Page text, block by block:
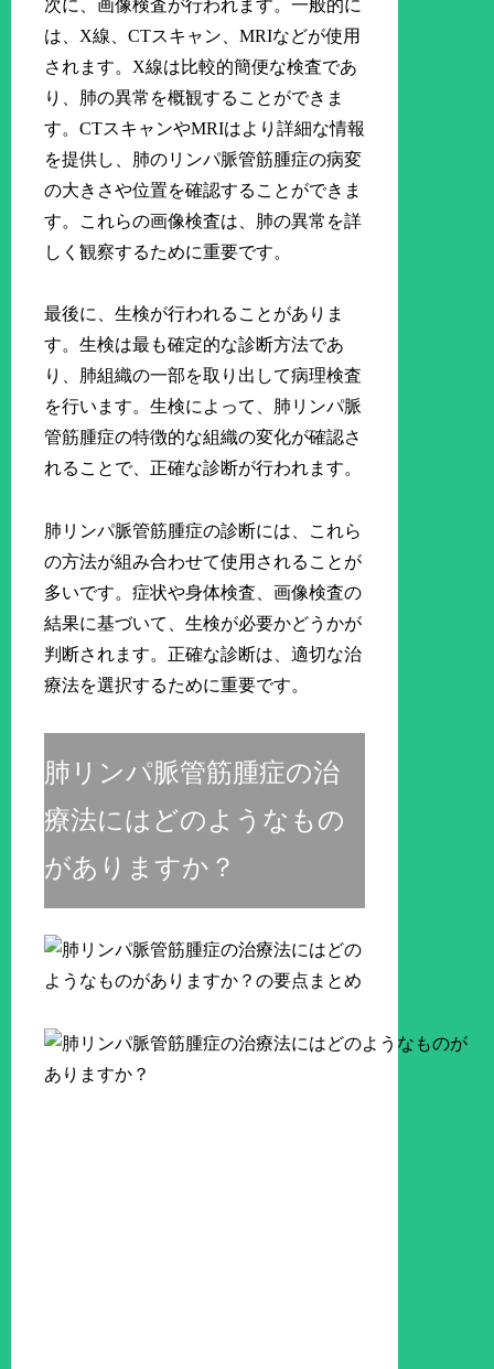
次に、画像検査が行われます。一般的に
は、X線、CTスキャン、MRIなどが使用
されます。X線は比較的簡便な検査であ
り、肺の異常を概観することができま
す。CTスキャンやMRIはより詳細な情報
を提供し、肺のリンパ脈管筋腫症の病変
の大きさや位置を確認することができま
す。これらの画像検査は、肺の異常を詳
しく観察するために重要です。
最後に、生検が行われることがありま
す。生検は最も確定的な診断方法であ
り、肺組織の一部を取り出して病理検査
を行います。生検によって、肺リンパ脈
管筋腫症の特徴的な組織の変化が確認さ
れることで、正確な診断が行われます。
肺リンパ脈管筋腫症の診断には、これら
の方法が組み合わせて使用されることが
多いです。症状や身体検査、画像検査の
結果に基づいて、生検が必要かどうかが
判断されます。正確な診断は、適切な治
療法を選択するために重要です。
肺リンパ脈管筋腫症の治
療法にはどのようなもの
がありますか？